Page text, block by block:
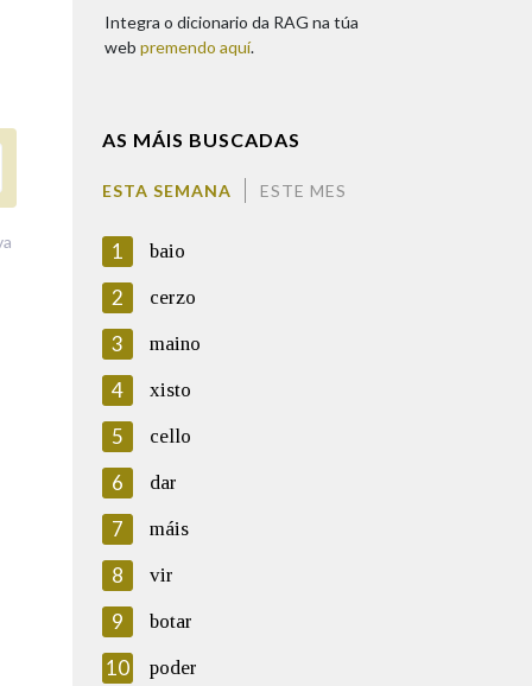
Integra o dicionario da RAG na túa
web premendo aquí.
AS MÁIS BUSCADAS
ESTA SEMANA ESTE MES
1 baio
2 cerzo
3 maino
4 xisto
5 cello
6 dar
7 máis
8 vir
9 botar
10 poder